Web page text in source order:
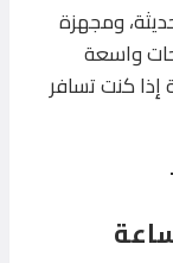
ومجهزة
واسعة
إذا كنت تسافر